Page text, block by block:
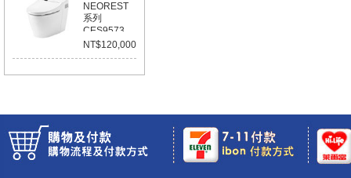
NEOREST
系列
CES9573
NT$120,000